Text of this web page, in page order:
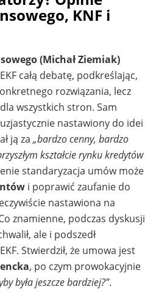
KNF i
(Michał Ziemiak)
całą debatę, podkreślając,
rozwiązania, lecz
wszystkich stron. Sam
nastawiony do idei
ją za „bardzo cenny, bardzo
kształcie rynku kredytów
standaryzacja umów może
i poprawić zaufanie do
nastawiona na
znamienne, podczas dyskusji
ale i podszedł
Stwierdził, że umowa jest
, po czym prowokacyjnie
była jeszcze bardziej?”.